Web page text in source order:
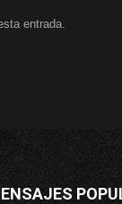
entrada.